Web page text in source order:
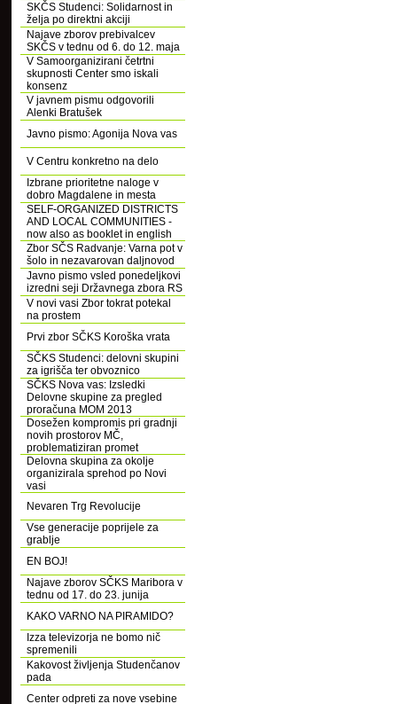
SKČS Studenci: Solidarnost in
želja po direktni akciji
Najave zborov prebivalcev
SKČS v tednu od 6. do 12. maja
V Samoorganizirani četrtni
skupnosti Center smo iskali
konsenz
V javnem pismu odgovorili
Alenki Bratušek
Javno pismo: Agonija Nova vas
V Centru konkretno na delo
Izbrane prioritetne naloge v
dobro Magdalene in mesta
SELF-ORGANIZED DISTRICTS
AND LOCAL COMMUNITIES -
now also as booklet in english
Zbor SČS Radvanje: Varna pot v
šolo in nezavarovan daljnovod
Javno pismo vsled ponedeljkovi
izredni seji Državnega zbora RS
V novi vasi Zbor tokrat potekal
na prostem
Prvi zbor SČKS Koroška vrata
SČKS Studenci: delovni skupini
za igrišča ter obvoznico
SČKS Nova vas: Izsledki
Delovne skupine za pregled
proračuna MOM 2013
Dosežen kompromis pri gradnji
novih prostorov MČ,
problematiziran promet
Delovna skupina za okolje
organizirala sprehod po Novi
vasi
Nevaren Trg Revolucije
Vse generacije poprijele za
grablje
EN BOJ!
Najave zborov SČKS Maribora v
tednu od 17. do 23. junija
KAKO VARNO NA PIRAMIDO?
Izza televizorja ne bomo nič
spremenili
Kakovost življenja Studenčanov
pada
Center odpreti za nove vsebine